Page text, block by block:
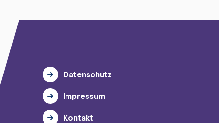
Datenschutz
Impressum
Kontakt